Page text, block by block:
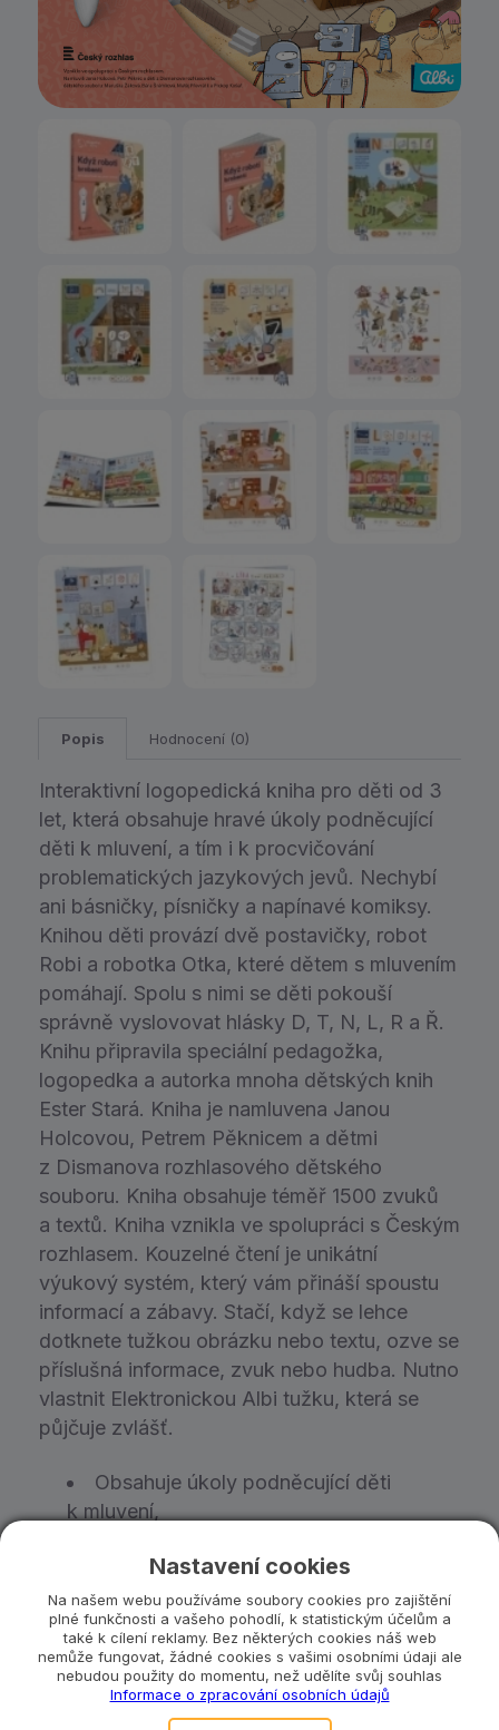
Popis Hodnocení (0)
Interaktivní logopedická kniha pro děti od 3
let, která obsahuje hravé úkoly podněcující
děti k mluvení, a tím i k procvičování
problematických jazykových jevů. Nechybí
ani básničky, písničky a napínavé komiksy.
Knihou děti provází dvě postavičky, robot
Robi a robotka Otka, které dětem s mluvením
pomáhají. Spolu s nimi se děti pokouší
správně vyslovovat hlásky D, T, N, L, R a Ř.
Knihu připravila speciální pedagožka,
logopedka a autorka mnoha dětských knih
Ester Stará. Kniha je namluvena Janou
Holcovou, Petrem Pěknicem a dětmi
z Dismanova rozhlasového dětského
souboru. Kniha obsahuje téměř 1500 zvuků
a textů. Kniha vznikla ve spolupráci s Českým
rozhlasem. Kouzelné čtení je unikátní
výukový systém, který vám přináší spoustu
informací a zábavy. Stačí, když se lehce
dotknete tužkou obrázku nebo textu, ozve se
příslušná informace, zvuk nebo hudba. Nutno
vlastnit Elektronickou Albi tužku, která se
půjčuje zvlášť.
Obsahuje úkoly podněcující děti
k mluvení,
Upozornění:Kniha se půjčuje samostatně,
tedy bez tužky. Pokud doma nemáte svou,
můžete si u nás půjčit základníAlbi
Elektronická tužka,nebo novější verzi
Nastavení cookies
Na našem webu používáme soubory cookies pro zajištění
plné funkčnosti a vašeho pohodlí, k statistickým účelům a
také k cílení reklamy. Bez některých cookies náš web
nemůže fungovat, žádné cookies s vašimi osobními údaji ale
nebudou použity do momentu, než udělíte svůj souhlas
Informace o zpracování osobních údajů